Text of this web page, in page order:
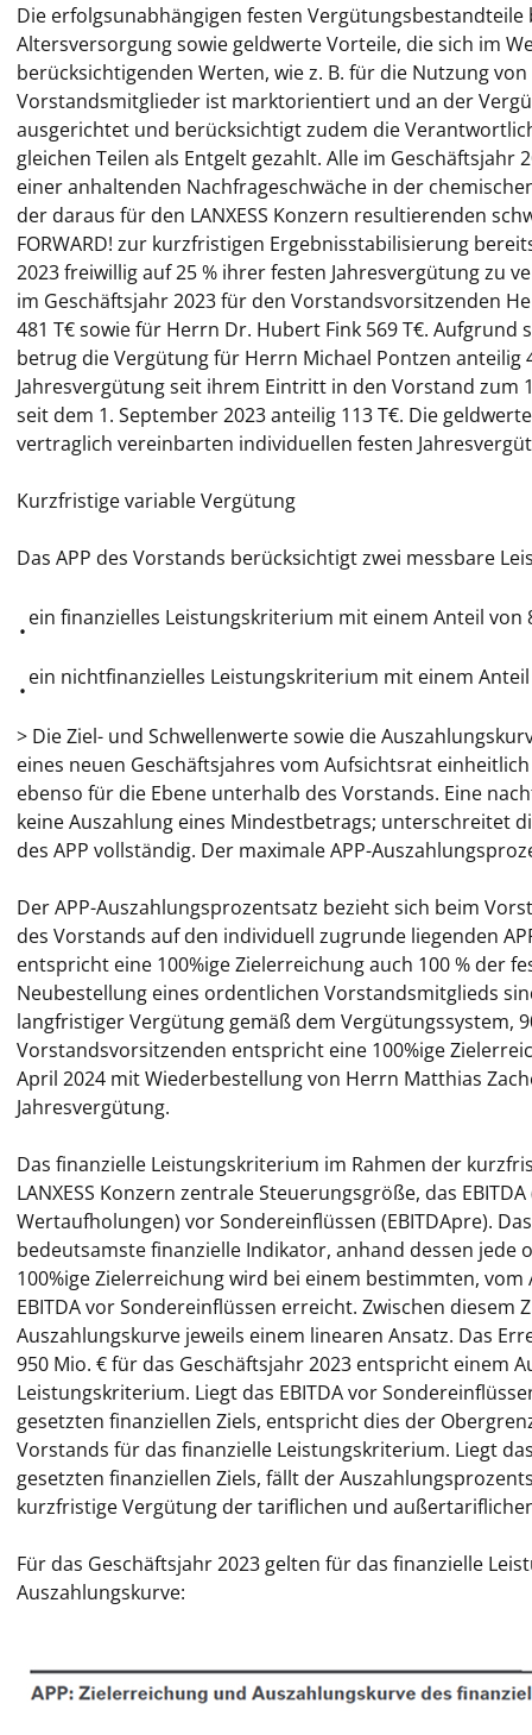
Die erfolgsunabhängigen festen
Altersversorgung sowie geldwerte Vorteile, die sich im
berücksichtigenden Werten, wie z. B. für die Nutzung
Vorstandsmitglieder ist marktorientiert und an der
ausgerichtet und berücksichtigt zudem die
gleichen Teilen als Entgelt gezahlt. Alle im
einer anhaltenden Nachfrageschwäche in der
der daraus für den LANXESS Konzern resultierenden
FORWARD! zur kurzfristigen Ergebnisstabilisierung
2023 freiwillig auf 25 % ihrer festen Jahresvergütung zu
im Geschäftsjahr 2023 für den Vorstandsvorsitzenden
481 T€ sowie für Herrn Dr. Hubert Fink 569 T€.
betrug die Vergütung für Herrn Michael Pontzen anteilig
Jahresvergütung seit ihrem Eintritt in den Vorstand zum
seit dem 1. September 2023 anteilig 113 T€. Die
vertraglich vereinbarten individuellen festen
Kurzfristige variable Vergütung
Das APP des Vorstands berücksichtigt zwei messbare
•
ein finanzielles Leistungskriterium mit einem Anteil von
•
ein nichtfinanzielles Leistungskriterium mit einem Anteil
> Die Ziel- und Schwellenwerte sowie die
eines neuen Geschäftsjahres vom Aufsichtsrat
ebenso für die Ebene unterhalb des Vorstands. Eine
keine Auszahlung eines Mindestbetrags; unterschreitet
des APP vollständig. Der maximale APP-
Der APP-Auszahlungsprozentsatz bezieht sich beim
des Vorstands auf den individuell zugrunde liegenden
entspricht eine 100%ige Zielerreichung auch 100 % der
Neubestellung eines ordentlichen Vorstandsmitglieds
langfristiger Vergütung gemäß dem Vergütungssystem,
Vorstandsvorsitzenden entspricht eine 100%ige
April 2024 mit Wiederbestellung von Herrn Matthias
Jahresvergütung.
Das finanzielle Leistungskriterium im Rahmen der
LANXESS Konzern zentrale Steuerungsgröße, das
Wertaufholungen) vor Sondereinflüssen (EBITDApre).
bedeutsamste finanzielle Indikator, anhand dessen jede
100%ige Zielerreichung wird bei einem bestimmten,
EBITDA vor Sondereinflüssen erreicht. Zwischen
Auszahlungskurve jeweils einem linearen Ansatz. Das
950 Mio. € für das Geschäftsjahr 2023 entspricht einem
Leistungskriterium. Liegt das EBITDA vor
gesetzten finanziellen Ziels, entspricht dies der
Vorstands für das finanzielle Leistungskriterium. Liegt
gesetzten finanziellen Ziels, fällt der
kurzfristige Vergütung der tariflichen und
Für das Geschäftsjahr 2023 gelten für das finanzielle
Auszahlungskurve: